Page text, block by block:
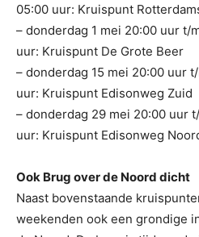
05:00 uur: Kruispunt
– donderdag 1 mei 20:00 uur t/
uur: Kruispunt De Grote Beer
– donderdag 15 mei 20:00 uur
uur: Kruispunt Edisonweg Zuid
– donderdag 29 mei 20:00 uur
uur: Kruispunt Edisonweg
Ook Brug over de Noord dicht
Naast bovenstaande
weekenden ook een grondige